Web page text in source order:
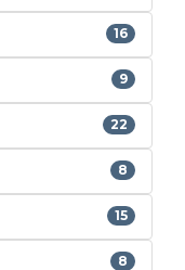
16
9
22
8
15
8